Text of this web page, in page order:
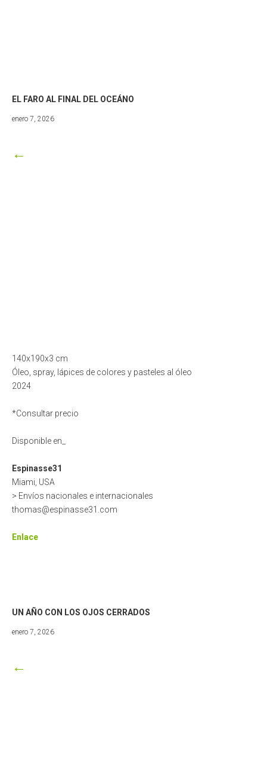
EL FARO AL FINAL DEL OCEÁNO
enero 7, 2026marzo
←
140x190x3 cm
Óleo, spray, lápices de colores y pasteles al óleo
2024
*Consultar precio
Disponible en_
Espinasse31
Miami, USA
> Envíos nacionales e internacionales
thomas@espinasse31.com
Enlace
UN AÑO CON LOS OJOS CERRADOS
enero 7, 2026marzo
←